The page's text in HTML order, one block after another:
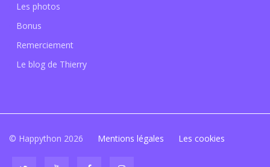
Les photos
Bonus
Remerciement
Le blog de Thierry
© Happython 2026 Mentions légales Les cookies